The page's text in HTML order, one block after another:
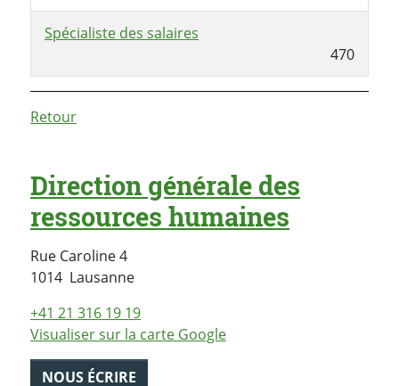
Spécialiste des salaires
470
Retour
Direction générale des
ressources humaines
Rue Caroline 4
1014 LausanneSuisse
+41 21 316 19 19
Visualiser sur la carte Google
NOUS ÉCRIRE